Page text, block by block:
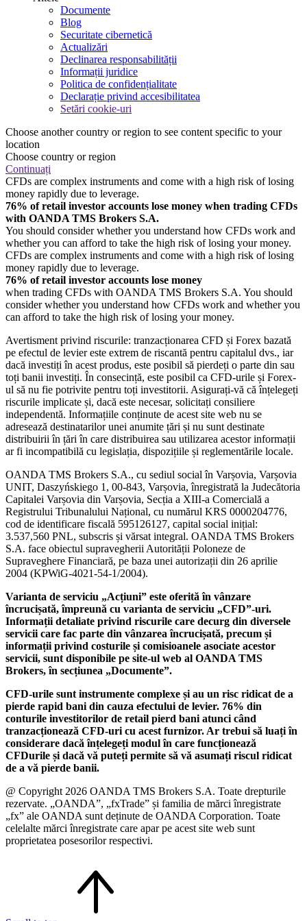
Documente
Blog
Securitate cibernetică
Actualizări
Declinarea responsabilității
Informații juridice
Politica de confidențialitate
Declarație privind accesibilitatea
Setări cookie-uri
Choose another country or region to see content specific to your
location
Choose country or region
Continuați
CFDs are complex instruments and come with a high risk of losing
money rapidly due to leverage.
76% of retail investor accounts lose money when trading CFDs
with OANDA TMS Brokers S.A.
You should consider whether you understand how CFDs work and
whether you can afford to take the high risk of losing your money.
CFDs are complex instruments and come with a high risk of losing
money rapidly due to leverage.
76% of retail investor accounts lose money
when trading CFDs with OANDA TMS Brokers S.A. You should
consider whether you understand how CFDs work and whether you
can afford to take the high risk of losing your money.
Avertisment privind riscurile: tranzacționarea CFD și Forex bazată
pe efectul de levier este extrem de riscantă pentru capitalul dvs., iar
dacă investiți în acest produs, este posibil să pierdeți o parte din sau
toți banii investiți. În consecință, este posibil ca CFD-urile și Forex-
ul să nu fie potrivite pentru toți investitorii. Asigurați-vă că înțelegeți
riscurile implicate și, dacă este necesar, solicitați consiliere
independentă. Informațiile conținute de acest site web nu se
adresează destinatarilor unei anumite țări și nu sunt destinate
distribuirii în țări în care distribuirea sau utilizarea acestor informații
ar fi incompatibilă cu legislația, dispozițiile și reglementările locale.
OANDA TMS Brokers S.A., cu sediul social în Varșovia, Varșovia
UNIT, Daszyńskiego 1, 00-843, Varșovia, înregistrată la Judecătoria
Capitalei Varșovia din Varșovia, Secția a XIII-a Comercială a
Registrului Tribunalului Național, cu numărul KRS 0000204776,
cod de identificare fiscală 595126127, capital social inițial:
3.537,560 PNL, subscris și vărsat integral. OANDA TMS Brokers
S.A. face obiectul supravegherii Autorității Poloneze de
Supraveghere Financiară, pe baza unei autorizații din 26 aprilie
2004 (KPWiG-4021-54-1/2004).
Varianta de serviciu „Acțiuni” este oferită în vânzare
încrucișată, împreună cu varianta de serviciu „CFD”-uri.
Informații detaliate privind riscurile care decurg din diversele
servicii care fac parte din vânzarea încrucișată, precum și
informații privind costurile și comisioanele asociate acestor
servicii, sunt disponibile pe site-ul web al OANDA TMS
Brokers, în secțiunea „Documente”.
CFD-urile sunt instrumente complexe și au un risc ridicat de a
pierde rapid bani din cauza efectului de levier. 76% din
conturile investitorilor de retail pierd bani atunci când
tranzacționează CFD-uri cu acest furnizor. Ar trebui să luați în
considerare dacă înțelegeți modul în care funcționează
CFDurile și dacă vă puteți permite să vă asumați riscul ridicat
de a vă pierde banii.
@ Copyright 2026 OANDA TMS Brokers S.A. Toate drepturile
rezervate. „OANDA”, „fxTrade” și familia de mărci înregistrate
„fx” ale OANDA sunt deținute de OANDA Corporation. Toate
celelalte mărci înregistrate care apar pe acest site web sunt
proprietatea posesorilor respectivi.